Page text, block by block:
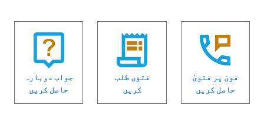
فون پر فتویٰ
حاصل کریں
فتوی طلب
کریں
جواب دوبارہ
حاصل کریں